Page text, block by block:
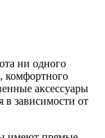
ни одного
комфортного
аксессуары
в зависимости от